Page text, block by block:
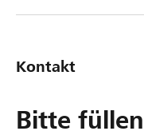
Kontakt
Bitte